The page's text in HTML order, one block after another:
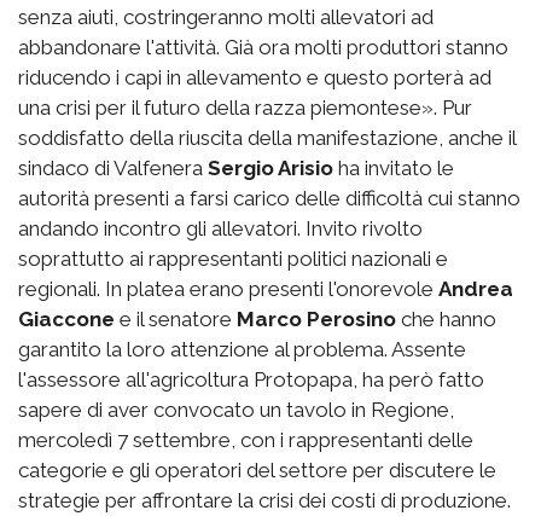
senza aiuti, costringeranno molti allevatori ad
abbandonare l'attività. Già ora molti produttori stanno
riducendo i capi in allevamento e questo porterà ad
una crisi per il futuro della razza piemontese». Pur
soddisfatto della riuscita della manifestazione, anche il
sindaco di Valfenera Sergio Arisio ha invitato le
autorità presenti a farsi carico delle difficoltà cui stanno
andando incontro gli allevatori. Invito rivolto
soprattutto ai rappresentanti politici nazionali e
regionali. In platea erano presenti l'onorevole Andrea
Giaccone e il senatore Marco Perosino che hanno
garantito la loro attenzione al problema. Assente
l'assessore all'agricoltura Protopapa, ha però fatto
sapere di aver convocato un tavolo in Regione,
mercoledì 7 settembre, con i rappresentanti delle
categorie e gli operatori del settore per discutere le
strategie per affrontare la crisi dei costi di produzione.